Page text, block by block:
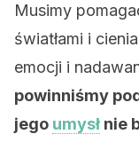
Musimy
światłami i
emocji i
powinniśmy
jego umysł nie